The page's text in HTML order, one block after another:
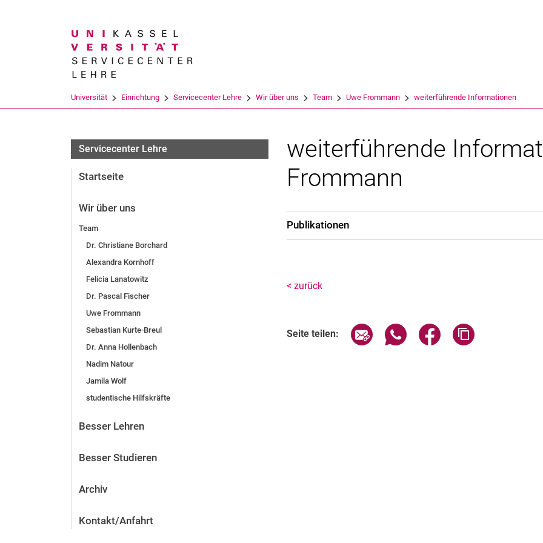
Universität Einrichtung Servicecenter Lehre Wir über uns Team Uwe Frommann weiterführende Informationen
Servicecenter Lehre
Startseite
Wir über uns
Team
Dr. Christiane Borchard
Alexandra Kornhoff
Felicia Lanatowitz
Dr. Pascal Fischer
Uwe Frommann
Sebastian Kurte-Breul
Dr. Anna Hollenbach
Nadim Natour
Jamila Wolf
studentische Hilfskräfte
Besser Lehren
Besser Studieren
Archiv
Kontakt/Anfahrt
weiterführende
Frommann
Publikationen
< zurück
Seite teilen: Seite über E-Mail teilen
Seite über WhatsApp teilen
Seite über Facebook